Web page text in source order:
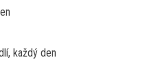
každý den